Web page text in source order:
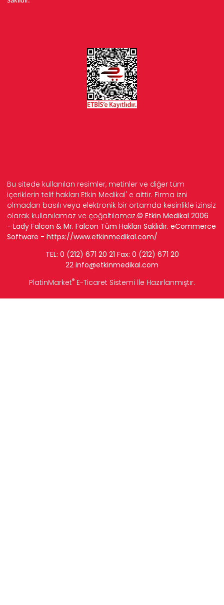
Bu sitede kullanılan resimler, metinler ve diğer tüm
içeriklerin telif hakları Etkin Medikal' e aittir. Firma izni
olmadan basılı veya elektronik bir ortamda kesinlikle izinsiz
olarak kullanılamaz ve çoğaltılamaz.© Etkin Medikal 2006
- Lady Falcon & Mr. Falcon Tüm Hakları Saklıdır. eCommerce
Software - https://www.etkinmedikal.com/
TEL: 0 (212) 671 20 21 Fax: 0 (212) 671 20
22 info@etkinmedikal.com
PlatinMarket® E-Ticaret Sistemi İle Hazırlanmıştır.